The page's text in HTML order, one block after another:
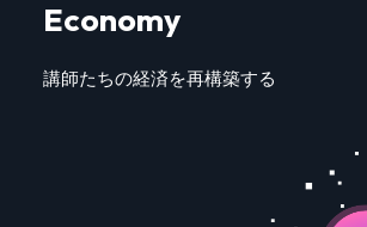
Economy
講師たちの経済を再構築する